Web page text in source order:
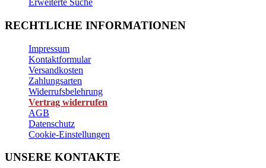
Erweiterte Suche
RECHTLICHE INFORMATIONEN
Impressum
Kontaktformular
Versandkosten
Zahlungsarten
Widerrufsbelehrung
Vertrag widerrufen
AGB
Datenschutz
Cookie-Einstellungen
UNSERE KONTAKTE